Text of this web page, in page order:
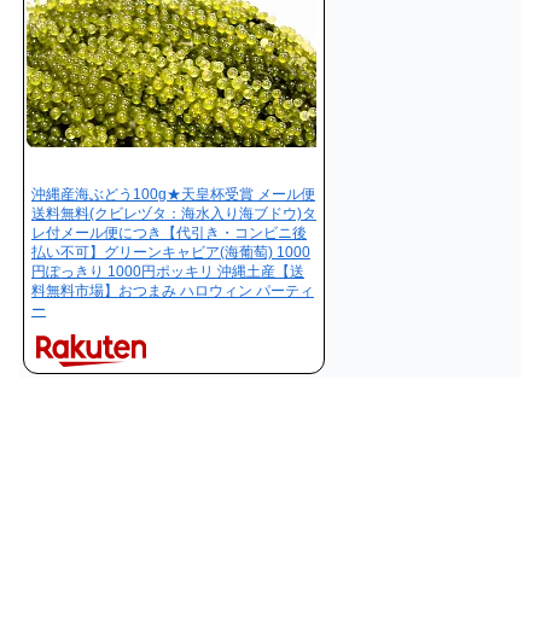
沖縄産海ぶどう100g★天皇杯受賞 メール便
送料無料(クビレヅタ：海水入り海ブドウ)タ
レ付メール便につき【代引き・コンビニ後
払い不可】グリーンキャビア(海葡萄) 1000
円ぽっきり 1000円ポッキリ 沖縄土産【送
料無料市場】おつまみ ハロウィン パーティ
ー